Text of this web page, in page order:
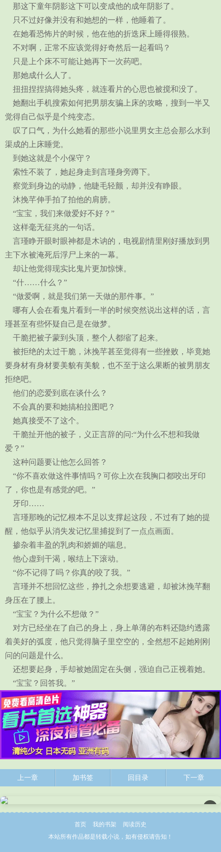
那这下童年阴影这下可以变成他的成年阴影了。
只不过好像并没有和她想的一样，他睡着了。
在她看恐怖片的时候，他在他的折迭床上睡得很熟。
不对啊，正常不应该觉得好奇然后一起看吗？
只是上个床不可能让她再下一次药吧。
那她成什么人了。
扭扭捏捏搞得她头疼，就连看片的心思也被搅和没了。
她翻出手机搜索如何把男朋友骗上床的攻略，搜到一半又
觉得自己似乎是个纯变态。
叹了口气，为什么她看的那些小说里男女主总会那么水到
渠成的上床睡觉。
到她这就是个小保守？
索性不装了，她起身走到言瑾身旁蹲下。
察觉到身边的动静，他睫毛轻颤，却并没有睁眼。
沐挽芊伸手拍了拍他的肩膀。
“宝宝，我们来做爱好不好？”
这样毫无征兆的一句话。
言瑾睁开眼时眼神都是木讷的，电视剧情里刚好播放到男
主下水被淹死后浮尸上来的一幕。
却让他觉得现实比鬼片更加惊悚。
“什……什么？”
“做爱啊，就是我们第一天做的那件事。”
哪有人会在看鬼片看到一半的时候突然说出这样的话，言
瑾甚至有些怀疑自己是在做梦。
干脆把被子蒙到头顶，整个人都缩了起来。
被拒绝的太过干脆，沐挽芊甚至觉得有一些挫败，毕竟她
要身材有身材要美貌有美貌，也不至于这么果断的被男朋友
拒绝吧。
他们的恋爱到底在谈什么？
不会真的要和她搞柏拉图吧？
她真接受不了这个。
干脆扯开他的被子，义正言辞的问:“为什么不想和我做
爱？”
这种问题要让他怎么回答？
“你不喜欢做这件事情吗？可你上次在我胸口都咬出牙印
了，你也是有感觉的吧。”
牙印……
言瑾那晚的记忆根本不足以支撑起这段，不过有了她的提
醒，他似乎从消失发记忆里捕捉到了一点点画面。
掺杂着丰盈的乳肉和娇媚的喘息。
他心虚到干渴，喉结上下滚动。
“你不记得了吗？你真的咬了我。”
言瑾并不想回忆这些，挣扎之余想要逃避，却被沐挽芊翻
身压在了腰上。
“宝宝？为什么不想做？”
对方已经坐在了自己的身上，身上单薄的布料还隐约透露
着美好的弧度，他只觉得脑子里空空的，全然想不起她刚刚
问的问题是什么。
还想要起身，手却被她固定在头侧，强迫自己正视着她。
“宝宝？回答我。”
上一章 加书签 回目录 下一章
×
首页 我的书架
阅读历史
本站所有作品都是转载小说，如有侵权请告知！